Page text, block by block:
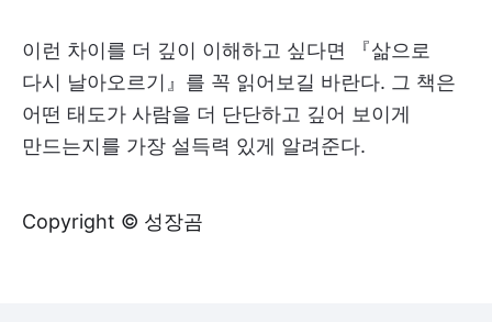
이런 차이를 더 깊이 이해하고 싶다면 『삶으로
다시 날아오르기』를 꼭 읽어보길 바란다. 그 책은
어떤 태도가 사람을 더 단단하고 깊어 보이게
만드는지를 가장 설득력 있게 알려준다.
Copyright © 성장곰